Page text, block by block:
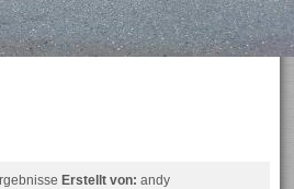
Erstellt von: andy